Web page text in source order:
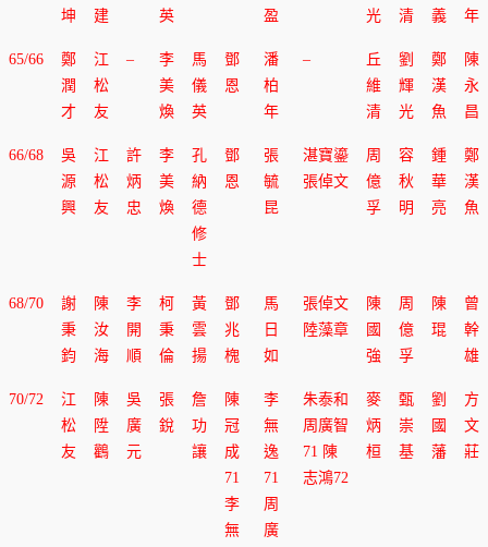
坤
建
英
盈
光
清
義
年
65/66
鄭
潤
才
江
松
友
–
李
美
煥
馬
儀
英
鄧
恩
潘
柏
年
–
丘
維
清
劉
輝
光
鄭
漢
魚
陳
永
昌
66/68
吳
源
興
江
松
友
許
炳
忠
李
美
煥
孔
納
德
修
士
鄧
恩
張
毓
昆
湛寶鎏
張倬文
周
億
孚
容
秋
明
鍾
華
亮
鄭
漢
魚
68/70
謝
秉
鈞
陳
汝
海
李
開
順
柯
秉
倫
黃
雲
揚
鄧
兆
槐
馬
日
如
張倬文
陸藻章
陳
國
強
周
億
孚
陳
琨
曾
幹
雄
70/72
江
松
友
陳
陞
鸛
吳
廣
元
張
銳
詹
功
讓
陳
冠
成
71
李
無
李
無
逸
71
周
廣
朱泰和
周廣智
71 陳
志鴻72
麥
炳
桓
甄
崇
基
劉
國
藩
方
文
莊